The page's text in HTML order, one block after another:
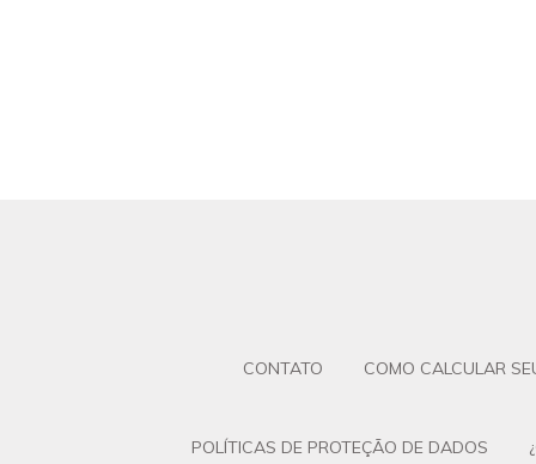
CONTATO COMO CALCULAR
POLÍTICAS DE PROTEÇÃO DE DADOS